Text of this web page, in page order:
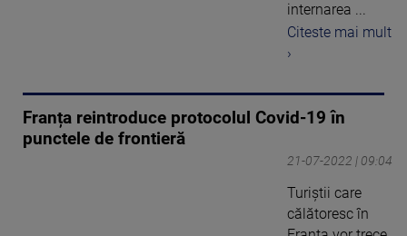
internarea ...
Citeste mai mult
›
Franța reintroduce protocolul Covid-19 în
punctele de frontieră
21-07-2022 | 09:04
Turiștii care
călătoresc în